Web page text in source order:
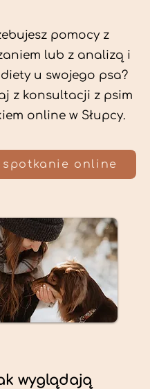
pomocy z
lub z analizą i
u swojego psa?
z konsultacji z psim
online w Słupcy.
spotkanie online
wyglądają